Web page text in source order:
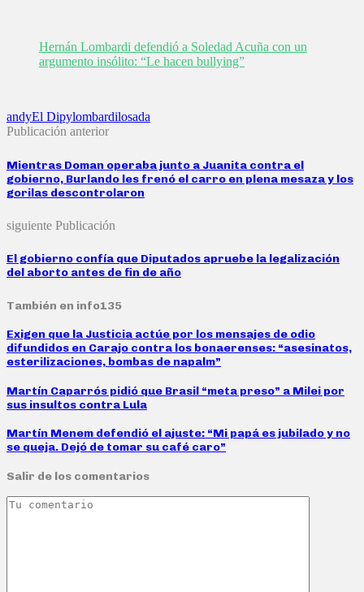
Hernán Lombardi defendió a Soledad Acuña con un
argumento insólito: “Le hacen bullying”
andyEl Dipylombardilosada
Publicación anterior
Mientras Doman operaba junto a Juanita contra el
gobierno, Burlando les frenó el carro en plena mesaza y los
gorilas descontrolaron
siguiente Publicación
El gobierno confía que Diputados apruebe la legalización
del aborto antes de fin de año
También en info135
Exigen que la Justicia actúe por los mensajes de odio
difundidos en Carajo contra los bonaerenses: “asesinatos,
esterilizaciones, bombas de napalm”
Martín Caparrós pidió que Brasil “meta preso” a Milei por
sus insultos contra Lula
Martín Menem defendió el ajuste: “Mi papá es jubilado y no
se queja. Dejó de tomar su café caro”
Salir de los comentarios